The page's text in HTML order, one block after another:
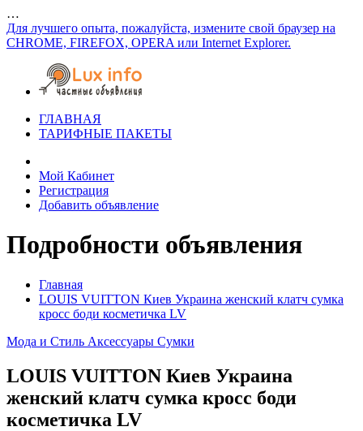
…
Для лучшего опыта, пожалуйста, измените свой браузер на
CHROME, FIREFOX, OPERA или Internet Explorer.
ГЛАВНАЯ
ТАРИФНЫЕ ПАКЕТЫ
Мой Кабинет
Регистрация
Добавить объявление
Подробности объявления
Главная
LOUIS VUITTON Киев Украина женский клатч сумка
кросс боди косметичка LV
Мода и Стиль Аксессуары Сумки
LOUIS VUITTON Киев Украина
женский клатч сумка кросс боди
косметичка LV